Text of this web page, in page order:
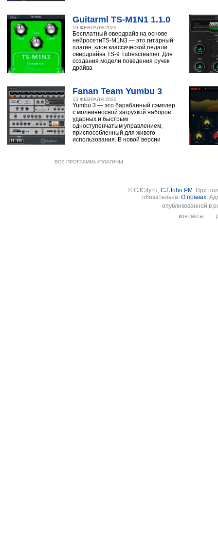
Guitarml TS-M1N1 1.1.0
19 ФЕВРАЛЯ 2022
Бесплатный овердрайв на основе
нейросетиTS-M1N3 — это гитарный
плагин, клон классической педали
овердрайва TS-9 Tubescreamer. Для
создания модели поведения ручек
драйва
Fanan Team Yumbu 3
15 ФЕВРАЛЯ 2022
Yumbu 3 — это барабанный сэмплер
с молниеносной загрузкой наборов
ударных и быстрым
одноступенчатым управлением,
приспособленный для живого
использования. В новой версии
ВСЕ ПРОГРАММЫ/ПЛАГИНЫ
© CJCity.ru, CJ John PM . При
обязательна. О правах.
опубликованной в
контакты